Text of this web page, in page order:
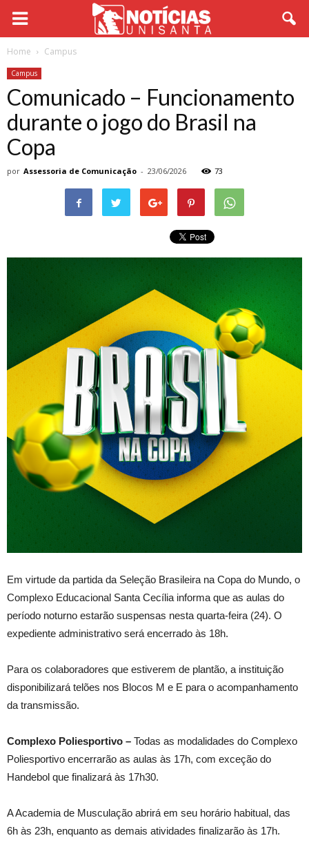
Home Campus
Campus
Comunicado – Funcionamento
durante o jogo do Brasil na
Copa
por Assessoria de Comunicação - 23/06/2026 73
Em virtude da partida da Seleção Brasileira na Copa do Mundo, o
Complexo Educacional Santa Cecília informa que as aulas do
período noturno estarão suspensas nesta quarta-feira (24). O
expediente administrativo será encerrado às 18h.
Para os colaboradores que estiverem de plantão, a instituição
disponibilizará telões nos Blocos M e E para o acompanhamento
da transmissão.
Complexo Poliesportivo – Todas as modalidades do Complexo
Poliesportivo encerrarão as aulas às 17h, com exceção do
Handebol que finalizará às 17h30.
A Academia de Musculação abrirá em seu horário habitual, das
6h às 23h, enquanto as demais atividades finalizarão às 17h.